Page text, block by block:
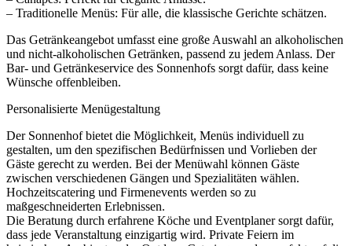
– Traditionelle Menüs: Für alle, die klassische Gerichte schätzen.
Das Getränkeangebot umfasst eine große Auswahl an alkoholischen
und nicht-alkoholischen Getränken, passend zu jedem Anlass. Der
Bar- und Getränkeservice des Sonnenhofs sorgt dafür, dass keine
Wünsche offenbleiben.
Personalisierte Menügestaltung
Der Sonnenhof bietet die Möglichkeit, Menüs individuell zu
gestalten, um den spezifischen Bedürfnissen und Vorlieben der
Gäste gerecht zu werden. Bei der Menüwahl können Gäste
zwischen verschiedenen Gängen und Spezialitäten wählen.
Hochzeitscatering und Firmenevents werden so zu
maßgeschneiderten Erlebnissen.
Die Beratung durch erfahrene Köche und Eventplaner sorgt dafür,
dass jede Veranstaltung einzigartig wird. Private Feiern im